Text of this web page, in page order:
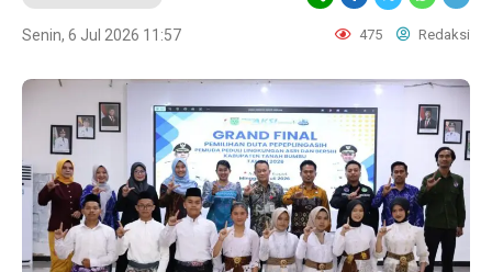
Senin, 6 Jul 2026 11:57 475 Redaksi